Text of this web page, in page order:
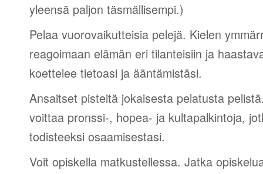
yleensä paljon täsmällisempi.)
Pelaa vuorovaikutteisia pelejä. Kielen
reagoimaan elämän eri tilanteisiin ja
koettelee tietoasi ja ääntämistäsi.
Ansaitset pisteitä jokaisesta pelatusta
voittaa pronssi-, hopea- ja kultapalkintoja,
todisteeksi osaamisestasi.
Voit opiskella matkustellessa. Jatka